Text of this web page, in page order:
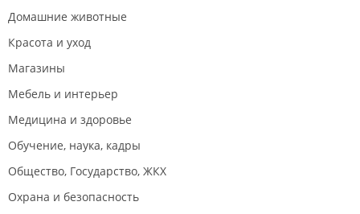
Домашние животные
Красота и уход
Магазины
Мебель и интерьер
Медицина и здоровье
Обучение, наука, кадры
Общество, Государство, ЖКХ
Охрана и безопасность